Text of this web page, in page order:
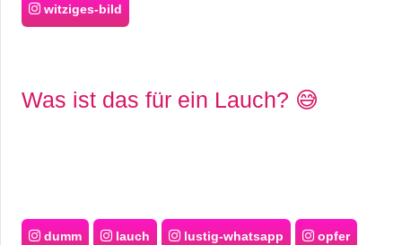
witziges-bild
Was ist das für ein Lauch? 😅
dumm lauch lustig-whatsapp opfer